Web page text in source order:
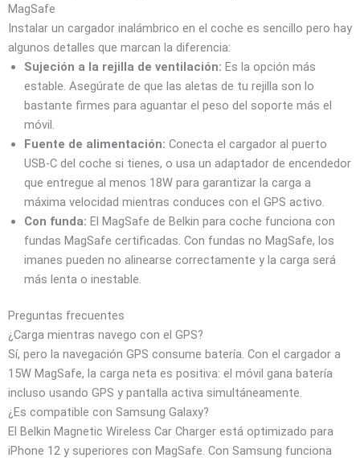
MagSafe
Instalar un cargador inalámbrico en el coche es sencillo pero hay
algunos detalles que marcan la diferencia:
Sujeción a la rejilla de ventilación: Es la opción más
estable. Asegúrate de que las aletas de tu rejilla son lo
bastante firmes para aguantar el peso del soporte más el
móvil.
Fuente de alimentación: Conecta el cargador al puerto
USB-C del coche si tienes, o usa un adaptador de encendedor
que entregue al menos 18W para garantizar la carga a
máxima velocidad mientras conduces con el GPS activo.
Con funda: El MagSafe de Belkin para coche funciona con
fundas MagSafe certificadas. Con fundas no MagSafe, los
imanes pueden no alinearse correctamente y la carga será
más lenta o inestable.
Preguntas frecuentes
¿Carga mientras navego con el GPS?
Sí, pero la navegación GPS consume batería. Con el cargador a
15W MagSafe, la carga neta es positiva: el móvil gana batería
incluso usando GPS y pantalla activa simultáneamente.
¿Es compatible con Samsung Galaxy?
El Belkin Magnetic Wireless Car Charger está optimizado para
iPhone 12 y superiores con MagSafe. Con Samsung funciona